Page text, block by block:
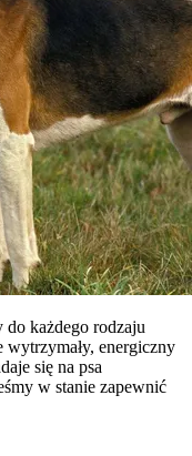
do każdego rodzaju
energiczny
się na psa
w stanie zapewnić